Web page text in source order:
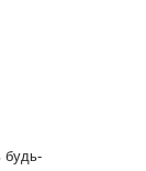
будь-